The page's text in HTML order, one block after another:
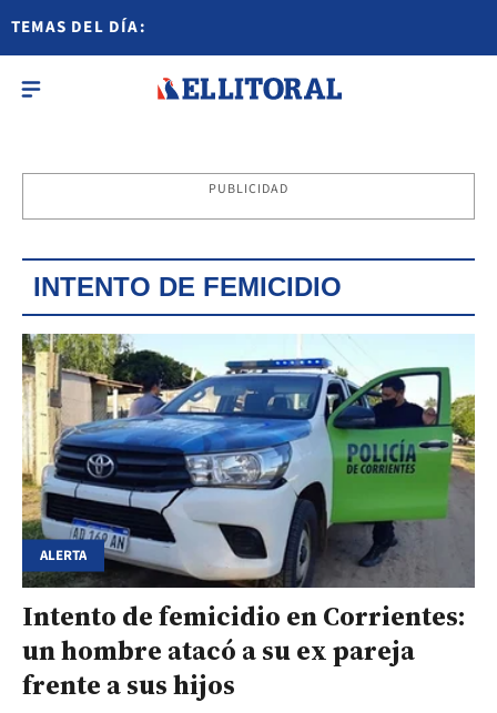
TEMAS DEL DÍA:
PUBLICIDAD
INTENTO DE FEMICIDIO
ALERTA
Intento de femicidio en Corrientes:
un hombre atacó a su ex pareja
frente a sus hijos